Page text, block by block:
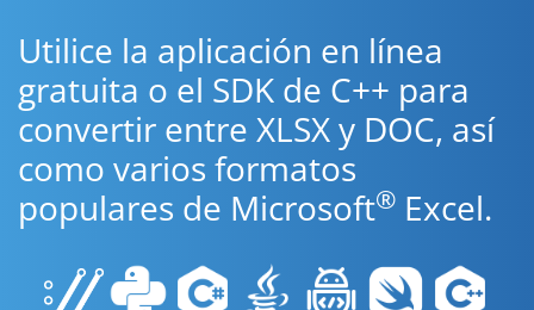
Utilice la aplicación en línea
gratuita o el SDK de C++ para
convertir entre XLSX y DOC, así
como varios formatos
populares de Microsoft® Excel.